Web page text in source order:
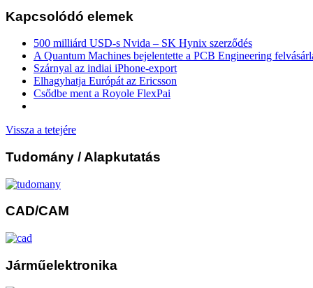
Kapcsolódó elemek
500 milliárd USD-s Nvida – SK Hynix szerződés
A Quantum Machines bejelentette a PCB Engineering
Szárnyal az indiai iPhone-export
Elhagyhatja Európát az Ericsson
Csődbe ment a Royole FlexPai
Vissza a tetejére
Tudomány / Alapkutatás
CAD/CAM
Járműelektronika